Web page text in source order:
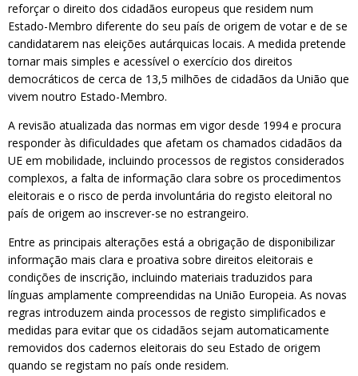
reforçar o direito dos cidadãos europeus que residem num
Estado-Membro diferente do seu país de origem de votar e de se
candidatarem nas eleições autárquicas locais. A medida pretende
tornar mais simples e acessível o exercício dos direitos
democráticos de cerca de 13,5 milhões de cidadãos da União que
vivem noutro Estado-Membro.
A revisão atualizada das normas em vigor desde 1994 e procura
responder às dificuldades que afetam os chamados cidadãos da
UE em mobilidade, incluindo processos de registos considerados
complexos, a falta de informação clara sobre os procedimentos
eleitorais e o risco de perda involuntária do registo eleitoral no
país de origem ao inscrever-se no estrangeiro.
Entre as principais alterações está a obrigação de disponibilizar
informação mais clara e proativa sobre direitos eleitorais e
condições de inscrição, incluindo materiais traduzidos para
línguas amplamente compreendidas na União Europeia. As novas
regras introduzem ainda processos de registo simplificados e
medidas para evitar que os cidadãos sejam automaticamente
removidos dos cadernos eleitorais do seu Estado de origem
quando se registam no país onde residem.